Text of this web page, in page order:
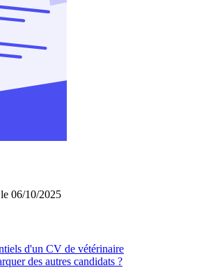
06/10/2025
d'un CV de vétérinaire
des autres candidats ?